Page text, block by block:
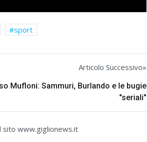
sport
Articolo Successivo»
Mufloni: Sammuri, Burlando e le bugie
"seriali"
sito www.giglionews.it